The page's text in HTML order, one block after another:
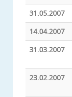
31.05.2007
14.04.2007
31.03.2007
23.02.2007